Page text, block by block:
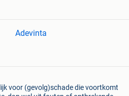
Adevinta
voor (gevolg)schade die voortkomt